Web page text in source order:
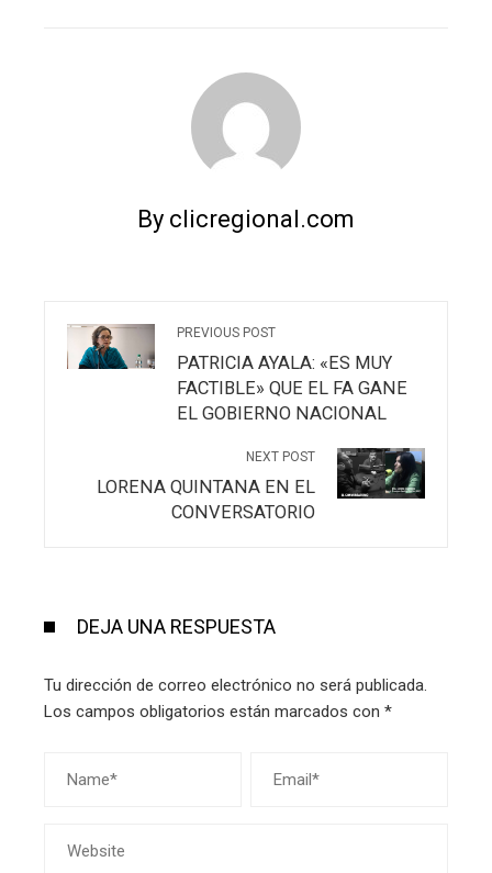
By clicregional.com
PREVIOUS POST
PATRICIA AYALA: «ES MUY
FACTIBLE» QUE EL FA GANE
EL GOBIERNO NACIONAL
NEXT POST
LORENA QUINTANA EN EL
CONVERSATORIO
DEJA UNA RESPUESTA
Tu dirección de correo electrónico no será publicada.
Los campos obligatorios están marcados con *